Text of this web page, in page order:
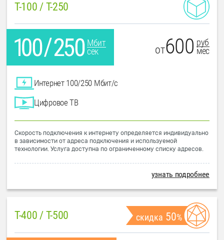
T-100 / T-250
Мбит
сек
от600 руб
мес
Интернет 100/250 Мбит/с
Цифровое ТВ
Скорость подключения к интернету определяется индивидуально
в зависимости от адреса подключения и используемой
технологии. Услуга доступна по ограниченному списку адресов.
узнать подробнее
T-400 / T-500 скидка 50%